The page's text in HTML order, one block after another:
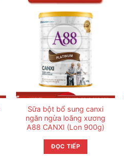
Sữa bột bổ sung canxi
ngăn ngừa loãng xương
A88 CANXI (Lon 900g)
ĐỌC TIẾP